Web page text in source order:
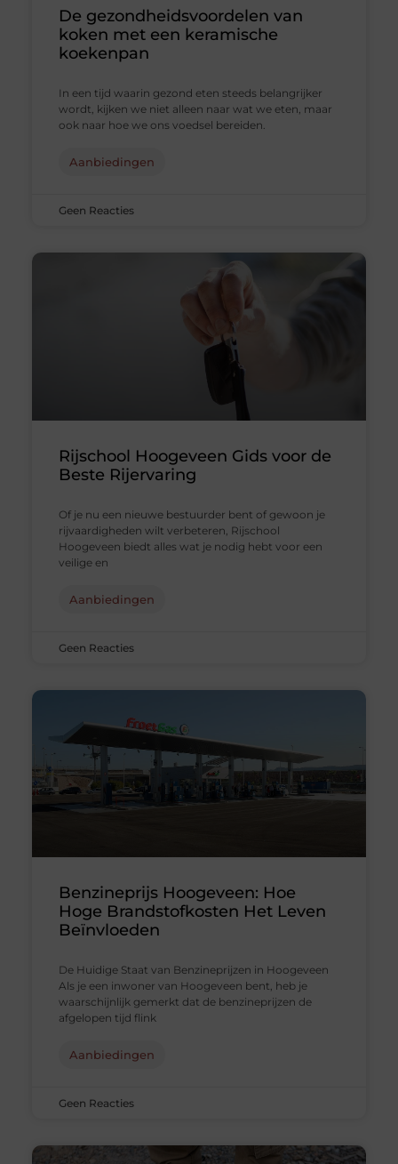
De gezondheidsvoordelen van
koken met een keramische
koekenpan
In een tijd waarin gezond eten steeds belangrijker
wordt, kijken we niet alleen naar wat we eten, maar
ook naar hoe we ons voedsel bereiden.
Aanbiedingen
Geen Reacties
Rijschool Hoogeveen Gids voor de
Beste Rijervaring
Of je nu een nieuwe bestuurder bent of gewoon je
rijvaardigheden wilt verbeteren, Rijschool
Hoogeveen biedt alles wat je nodig hebt voor een
veilige en
Aanbiedingen
Geen Reacties
Benzineprijs Hoogeveen: Hoe
Hoge Brandstofkosten Het Leven
Beïnvloeden
De Huidige Staat van Benzineprijzen in Hoogeveen
Als je een inwoner van Hoogeveen bent, heb je
waarschijnlijk gemerkt dat de benzineprijzen de
afgelopen tijd flink
Aanbiedingen
Geen Reacties